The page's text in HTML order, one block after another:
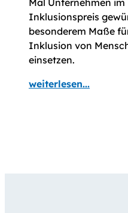
Inklusionspreis
besonderem Maße
Inklusion von
einsetzen.
weiterlesen...